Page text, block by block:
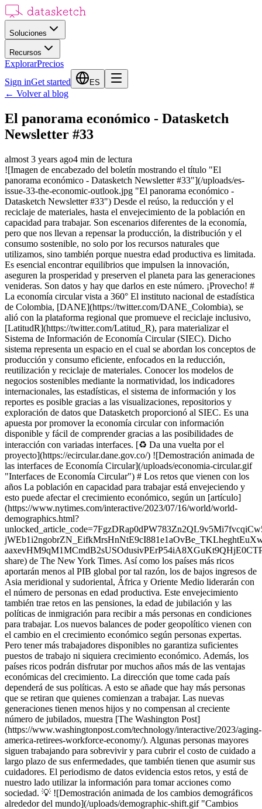
Soluciones
Recursos
ExplorarPrecios
Sign inGet started ES
← Volver al blog
El panorama económico - Datasketch
Newsletter #33
almost 3 years ago4 min de lectura
![Imagen de encabezado del boletín mostrando el título "El
panorama económico - Datasketch Newsletter #33"](/uploads/es-
issue-33-the-economic-outlook.jpg "El panorama económico -
Datasketch Newsletter #33") Desde el reúso, la reducción y el
reciclaje de materiales, hasta el envejecimiento de la población en
capacidad para trabajar. Son escenarios diferentes de la economía,
pero que nos llevan a repensar la producción, la distribución y el
consumo sostenible, no solo por los recursos naturales que
utilizamos, sino también porque nuestra edad productiva es limitada.
Es esencial encontrar equilibrios que impulsen la innovación,
aseguren la prosperidad y preserven el planeta para las generaciones
venideras. Son datos y hay que darlos en este número. ¡Provecho! #
La economía circular vista a 360° El instituto nacional de estadística
de Colombia, [DANE](https://twitter.com/DANE_Colombia), se
alió con la plataforma regional que promueve el reciclaje inclusivo,
[LatitudR](https://twitter.com/Latitud_R), para materializar el
Sistema de Información de Economía Circular (SIEC). Dicho
sistema representa un espacio en el cual se abordan los conceptos de
producción y consumo eficiente, enfocados en la reducción,
reutilización y reciclaje de materiales. Conocer los modelos de
negocios sostenibles mediante la normatividad, los indicadores
internacionales, las estadísticas, el sistema de información y los
reportes es posible gracias a las visualizaciones, repositorios y
exploración de datos que Datasketch proporcionó al SIEC. Es una
apuesta por promover la economía circular con información
disponible y fácil de comprender gracias a las posibilidades de
interacción con variadas interfaces. [♻️ Da una vuelta por el
proyecto](https://ecircular.dane.gov.co/) ![Demostración animada de
las interfaces de Economía Circular](/uploads/economia-circular.gif
"Interfaces de Economía Circular") # Los retos que vienen con los
años La población en capacidad para trabajar está envejeciendo y
esto puede afectar el crecimiento económico, según un [artículo]
(https://www.nytimes.com/interactive/2023/07/16/world/world-
demographics.html?
share) de The New York Times. Así como los países más ricos
aportarán menos al PIB global por tal razón, los de bajos ingresos de
Asia meridional y sudoriental, África y Oriente Medio liderarán con
el número de personas en edad productiva. Este envejecimiento
también trae retos en las pensiones, la edad de jubilación y las
políticas de inmigración para recibir a más personas en condiciones
para trabajar. Los nuevos balances de poder geopolítico vienen con
el cambio en el crecimiento económico según personas expertas.
Pero tener más trabajadores disponibles no garantiza suficientes
puestos de trabajo ni siquiera crecimiento económico. Además, los
países ricos podrán disfrutar por muchos años más de las ventajas
económicas del crecimiento. La dirección que tome cada país
dependerá de sus políticas. A esto se añade que hay más personas
que se retiran que quienes comienzan a trabajar. Las nuevas
generaciones tienen menos hijos y no compensan al creciente
número de jubilados, muestra [The Washington Post]
(https://www.washingtonpost.com/technology/interactive/2023/aging-
america-retirees-workforce-economy/). Algunas personas mayores
siguen trabajando para sobrevivir y para cubrir el costo de cuidado a
largo plazo de sus enfermedades, que también tienen que asumir sus
cuidadores. El periodismo de datos evidencia estos retos, y está de
nuestro lado utilizar la información para tomar acciones como
sociedad. 💡 ![Demostración animada de los cambios demográficos
alrededor del mundo](/uploads/demographic-shift.gif "Cambios